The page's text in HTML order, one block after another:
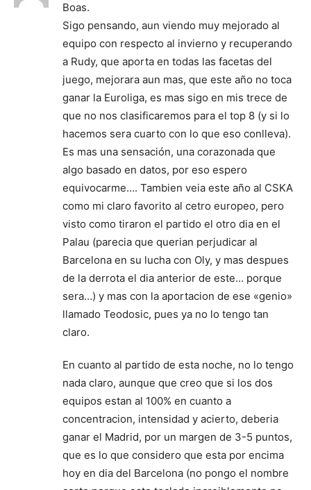
Boas.
Sigo pensando, aun viendo muy mejorado al
equipo con respecto al invierno y recuperando
a Rudy, que aporta en todas las facetas del
juego, mejorara aun mas, que este año no toca
ganar la Euroliga, es mas sigo en mis trece de
que no nos clasificaremos para el top 8 (y si lo
hacemos sera cuarto con lo que eso conlleva).
Es mas una sensación, una corazonada que
algo basado en datos, por eso espero
equivocarme…. Tambien veia este año al CSKA
como mi claro favorito al cetro europeo, pero
visto como tiraron el partido el otro dia en el
Palau (parecia que querian perjudicar al
Barcelona en su lucha con Oly, y mas despues
de la derrota el dia anterior de este… porque
sera…) y mas con la aportacion de ese «genio»
llamado Teodosic, pues ya no lo tengo tan
claro.
En cuanto al partido de esta noche, no lo tengo
nada claro, aunque que creo que si los dos
equipos estan al 100% en cuanto a
concentracion, intensidad y acierto, deberia
ganar el Madrid, por un margen de 3-5 puntos,
que es lo que considero que esta por encima
hoy en dia del Barcelona (no pongo el nombre